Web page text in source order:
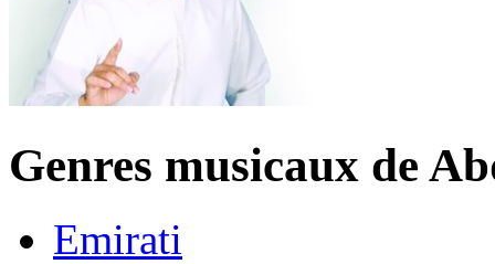
Genres musicaux de
Emirati